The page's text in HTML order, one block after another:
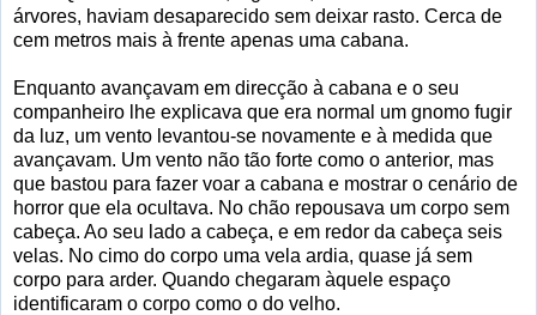
árvores, haviam desaparecido sem deixar rasto. Cerca de
cem metros mais à frente apenas uma cabana.
Enquanto avançavam em direcção à cabana e o seu
companheiro lhe explicava que era normal um gnomo fugir
da luz, um vento levantou-se novamente e à medida que
avançavam. Um vento não tão forte como o anterior, mas
que bastou para fazer voar a cabana e mostrar o cenário de
horror que ela ocultava. No chão repousava um corpo sem
cabeça. Ao seu lado a cabeça, e em redor da cabeça seis
velas. No cimo do corpo uma vela ardia, quase já sem
corpo para arder. Quando chegaram àquele espaço
identificaram o corpo como o do velho.